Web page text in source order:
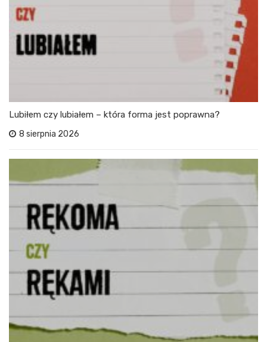
Lubiłem czy lubiałem – która forma jest poprawna?
8 sierpnia 2026